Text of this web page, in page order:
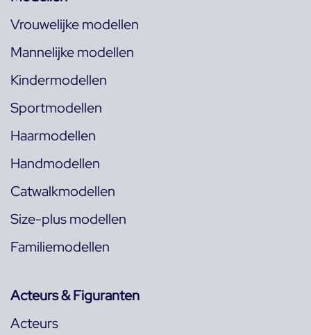
Vrouwelijke modellen
Mannelijke modellen
Kindermodellen
Sportmodellen
Haarmodellen
Handmodellen
Catwalkmodellen
Size-plus modellen
Familiemodellen
Acteurs & Figuranten
Acteurs